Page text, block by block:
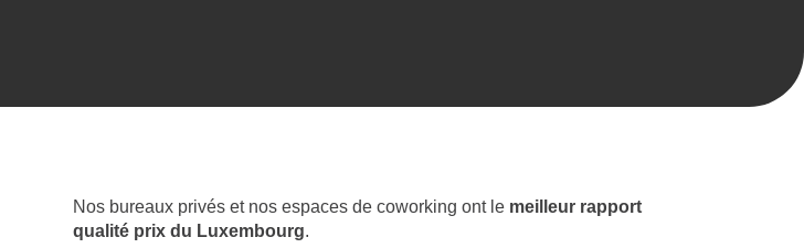
Nos bureaux privés et nos espaces de coworking ont le meilleur rapport
qualité prix du Luxembourg.